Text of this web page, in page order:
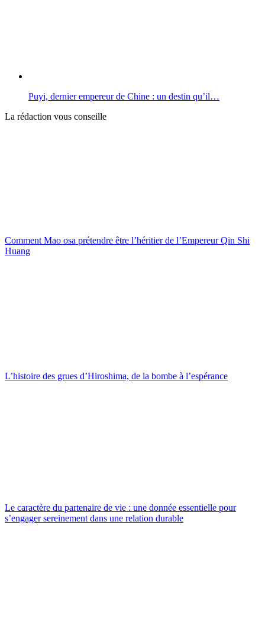
Puyi, dernier empereur de Chine : un destin qu’il…
La rédaction vous conseille
Comment Mao osa prétendre être l’héritier de l’Empereur Qin Shi
Huang
L’histoire des grues d’Hiroshima, de la bombe à l’espérance
Le caractère du partenaire de vie : une donnée essentielle pour
s’engager sereinement dans une relation durable